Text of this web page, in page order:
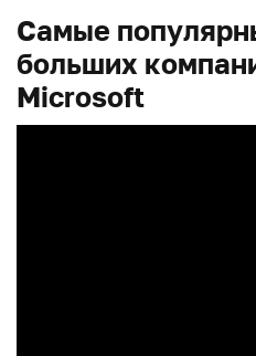
Самые
больших
Microsoft